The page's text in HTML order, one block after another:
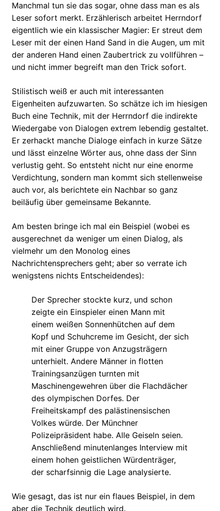
Manchmal tun sie das sogar, ohne dass man es als
Leser sofort merkt. Erzählerisch arbeitet Herrndorf
eigentlich wie ein klassischer Magier: Er streut dem
Leser mit der einen Hand Sand in die Augen, um mit
der anderen Hand einen Zaubertrick zu vollführen –
und nicht immer begreift man den Trick sofort.
Stilistisch weiß er auch mit interessanten
Eigenheiten aufzuwarten. So schätze ich im hiesigen
Buch eine Technik, mit der Herrndorf die indirekte
Wiedergabe von Dialogen extrem lebendig gestaltet.
Er zerhackt manche Dialoge einfach in kurze Sätze
und lässt einzelne Wörter aus, ohne dass der Sinn
verlustig geht. So entsteht nicht nur eine enorme
Verdichtung, sondern man kommt sich stellenweise
auch vor, als berichtete ein Nachbar so ganz
beiläufig über gemeinsame Bekannte.
Am besten bringe ich mal ein Beispiel (wobei es
ausgerechnet da weniger um einen Dialog, als
vielmehr um den Monolog eines
Nachrichtensprechers geht; aber so verrate ich
wenigstens nichts Entscheidendes):
Der Sprecher stockte kurz, und schon
zeigte ein Einspieler einen Mann mit
einem weißen Sonnenhütchen auf dem
Kopf und Schuhcreme im Gesicht, der sich
mit einer Gruppe von Anzugsträgern
unterhielt. Andere Männer in flotten
Trainingsanzügen turnten mit
Maschinengewehren über die Flachdächer
des olympischen Dorfes. Der
Freiheitskampf des palästinensischen
Volkes würde. Der Münchner
Polizeipräsident habe. Alle Geiseln seien.
Anschließend minutenlanges Interview mit
einem hohen geistlichen Würdenträger,
der scharfsinnig die Lage analysierte.
Wie gesagt, das ist nur ein flaues Beispiel, in dem
aber die Technik deutlich wird.